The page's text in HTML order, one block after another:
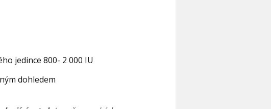
jedince 800- 2 000 IU
dohledem